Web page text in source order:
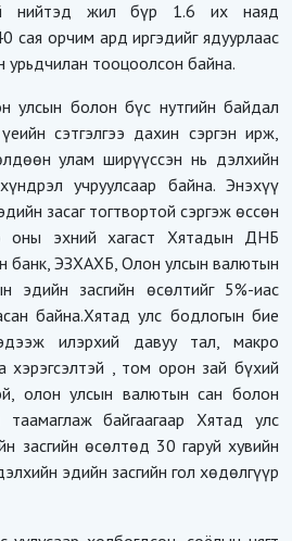
нийтэд жил бүр 1.6 их наяд
сая орчим ард иргэдийг ядуурлаас
урьдчилан тооцоолсон байна.
улсын болон бүс нутгийн байдал
сэтгэлгээ дахин сэргэн ирж,
улам ширүүссэн нь дэлхийн
учруулсаар байна. Энэхүү
засаг тогтвортой сэргэж өссөн
оны эхний хагаст Хятадын ДНБ
банк, ЭЗХАХБ, Олон улсын валютын
засгийн өсөлтийг 5%-иас
байна.Хятад улс бодлогын бие
илэрхий давуу тал, макро
хэрэгсэлтэй , том орон зай бүхий
олон улсын валютын сан болон
таамаглаж байгаагаар Хятад улс
засгийн өсөлтөд 30 гаруй хувийн
эдийн засгийн гол хөдөлгүүр